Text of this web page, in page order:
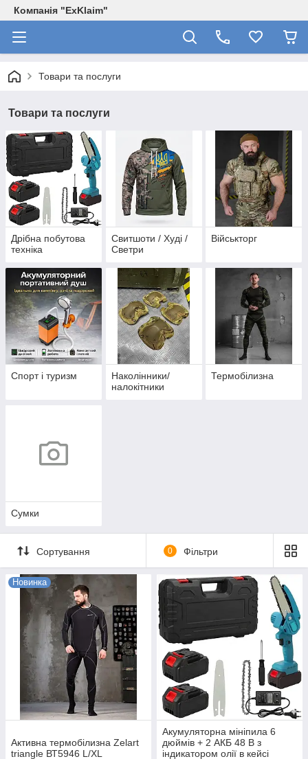
Компанія "ExKlaim"
Товари та послуги
Товари та послуги
Дрібна побутова
техніка
Свитшоти / Худі /
Светри
Військторг
Спорт і туризм
Наколінники/
налокітники
Термобілизна
Сумки
Сортування 0 Фільтри
Новинка
Активна термобілизна Zelart
triangle ВТ5946 L/XL
Акумуляторна мініпила 6
дюймів + 2 АКБ 48 В з
індикатором олії в кейсі